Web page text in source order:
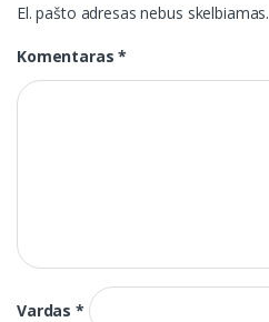
El. pašto adresas nebus skelbiamas.
Komentaras*
Vardas*